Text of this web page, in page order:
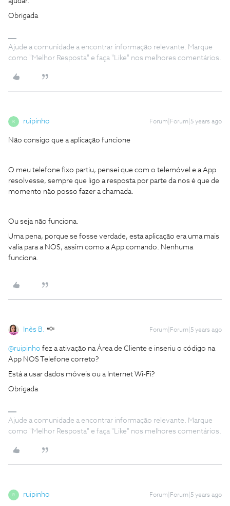
Obrigada
Ajude a comunidade a encontrar informação relevante. Marque
como "Melhor Resposta" e faça "Like" nos melhores comentários.
R ruipinho Forum|Forum|5 years ago
Não consigo que a aplicação funcione
O meu telefone fixo partiu, pensei que com o telemóvel e a App
resolvesse, sempre que ligo a resposta por parte da nos é que de
momento não posso fazer a chamada.
Ou seja não funciona.
Uma pena, porque se fosse verdade, esta aplicação era uma mais
valia para a NOS, assim como a App comando. Nenhuma
funciona.
Inês B. Forum|Forum|5 years ago
@ruipinho fez a ativação na Área de Cliente e inseriu o código na
App NOS Telefone correto?
Está a usar dados móveis ou a Internet Wi-Fi?
Obrigada
Ajude a comunidade a encontrar informação relevante. Marque
como "Melhor Resposta" e faça "Like" nos melhores comentários.
R ruipinho Forum|Forum|5 years ago